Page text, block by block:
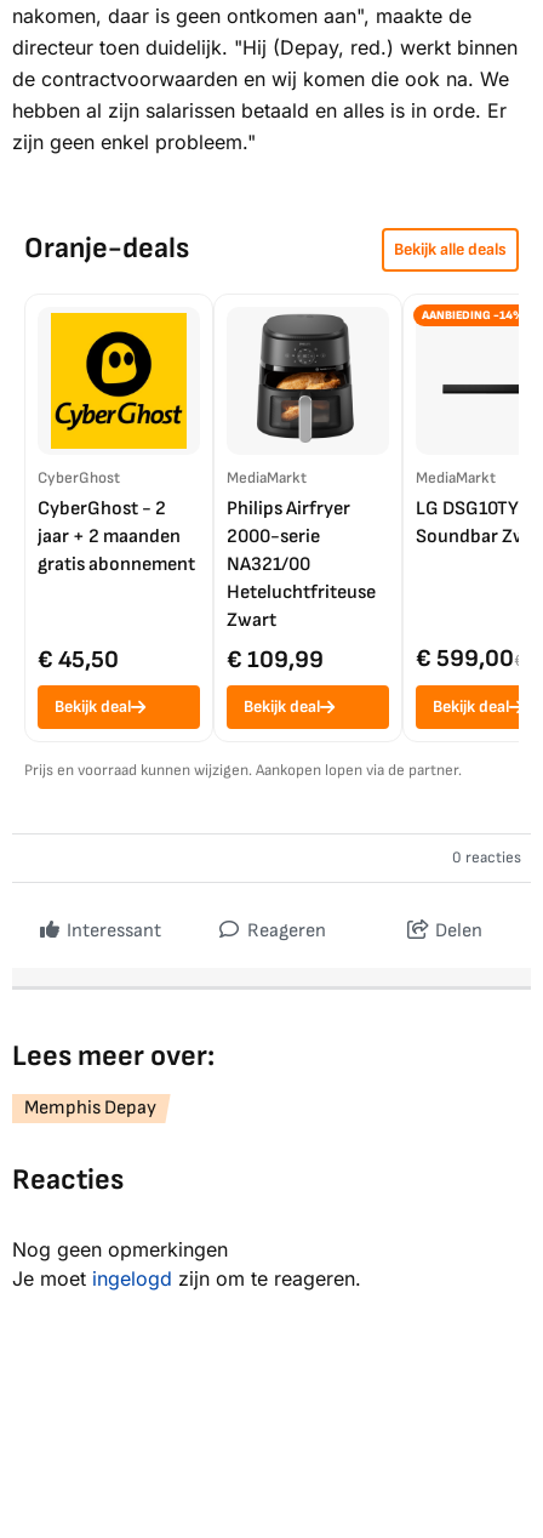
nakomen, daar is geen ontkomen aan", maakte de
directeur toen duidelijk. "Hij (Depay, red.) werkt binnen
de contractvoorwaarden en wij komen die ook na. We
hebben al zijn salarissen betaald en alles is in orde. Er
zijn geen enkel probleem."
Oranje-deals Bekijk alle deals
CyberGhost
CyberGhost - 2
jaar + 2 maanden
gratis abonnement
€ 45,50
Bekijk deal
MediaMarkt
Philips Airfryer
2000-serie
NA321/00
Heteluchtfriteuse
Zwart
€ 109,99
Bekijk deal
AANBIEDING -14%
MediaMarkt
LG DSG10TY
Soundbar
€ 599,00€
Bekijk deal
Prijs en voorraad kunnen wijzigen. Aankopen lopen via de partner.
0 reacties
Interessant Reageren Delen
Lees meer over:
Memphis Depay
Reacties
Nog geen opmerkingen
Je moet ingelogd zijn om te reageren.